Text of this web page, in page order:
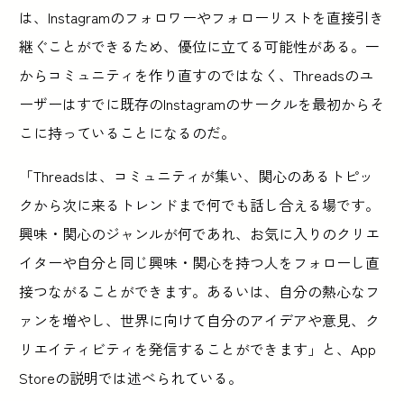
は、Instagramのフォロワーやフォローリストを直接引き
継ぐことができるため、優位に立てる可能性がある。一
からコミュニティを作り直すのではなく、Threadsのユ
ーザーはすでに既存のInstagramのサークルを最初からそ
こに持っていることになるのだ。
「Threadsは、コミュニティが集い、関心のあるトピッ
クから次に来るトレンドまで何でも話し合える場です。
興味・関心のジャンルが何であれ、お気に入りのクリエ
イターや自分と同じ興味・関心を持つ人をフォローし直
接つながることができます。あるいは、自分の熱心なフ
ァンを増やし、世界に向けて自分のアイデアや意見、ク
リエイティビティを発信することができます」と、App
Storeの説明では述べられている。